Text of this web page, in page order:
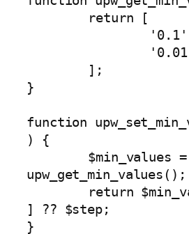
}
function
) {
upw_get_min_values();
] ?? $step;
}